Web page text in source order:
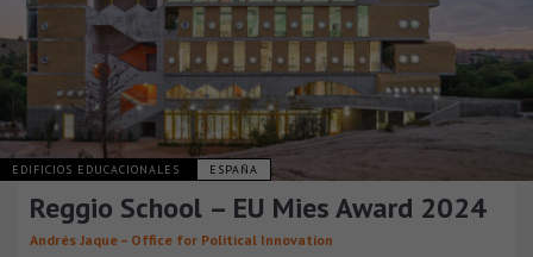
EDIFICIOS EDUCACIONALES ESPAÑA
Reggio School – EU Mies Award 2024
Andrés Jaque – Office for Political Innovation